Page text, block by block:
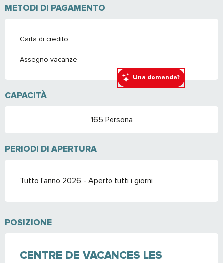
Una domanda?
METODI DI PAGAMENTO
Carta di credito
Assegno vacanze
CAPACITÀ
165 Persona
PERIODI DI APERTURA
Tutto l'anno 2026 - Aperto tutti i giorni
POSIZIONE
CENTRE DE VACANCES LES